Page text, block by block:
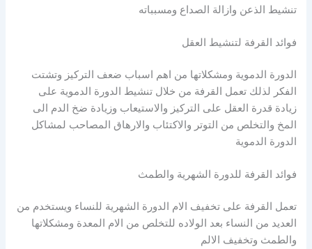
تنشيط الذعن وازالة الصداع ومسبباته
فوائد القرفة لتنشيط العقل
الدورة الدموية ومشكلاتها من اهم اسباب ضعف التركيز وتشتت
الفكر لذلك تعمل القرفة من خلال تنشيط الدورة الدموية على
زيادة قدرة العقل على التركيز والاستيعاب وزيادة ضخ الدم الى
المخ والتخلص من التوتر والاكتئاب والارهاق المصاحب لمشاكل
الدورة الدموية
فوائد القرفة للدورة الشهرية والطمث
تعمل القرفة على تخفيف الام الدورة الشهرية للنساء ويستخدم من
العديد من النساء بعد الولاده للتخلص من الام المعدة ومشكلاتها
والطمث وتخفيف الالم